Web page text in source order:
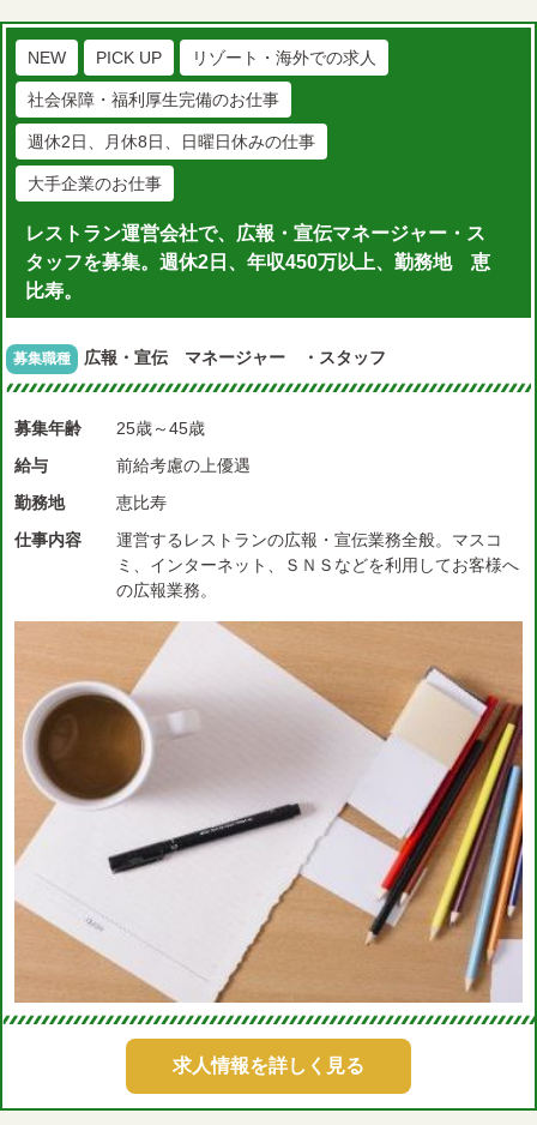
NEW PICK UP リゾート・海外での求人
社会保障・福利厚生完備のお仕事
週休2日、月休8日、日曜日休みの仕事
大手企業のお仕事
レストラン運営会社で、広報・宣伝マネージャー・ス
タッフを募集。週休2日、年収450万以上、勤務地 恵
比寿。
募集職種 広報・宣伝 マネージャー ・スタッフ
募集年齢
25歳～45歳
給与
前給考慮の上優遇
勤務地
恵比寿
仕事内容
運営するレストランの広報・宣伝業務全般。マスコ
ミ、インターネット、ＳＮＳなどを利用してお客様へ
の広報業務。
求人情報を詳しく見る